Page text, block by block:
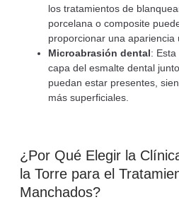
los tratamientos de
porcelana o composite
proporcionar una apariencia
Microabrasión dental:
capa del esmalte dental
puedan estar presentes,
más superficiales.
¿Por Qué Elegir la
la Torre para el
Manchados?